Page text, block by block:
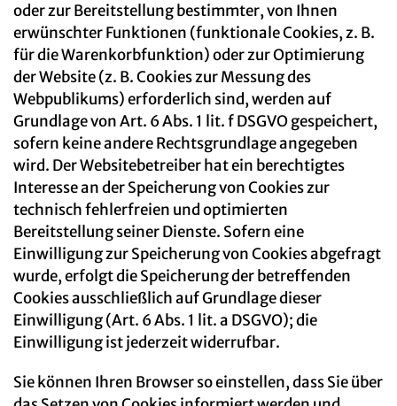
oder zur Bereitstellung bestimmter, von Ihnen
erwünschter Funktionen (funktionale Cookies, z. B.
für die Warenkorbfunktion) oder zur Optimierung
der Website (z. B. Cookies zur Messung des
Webpublikums) erforderlich sind, werden auf
Grundlage von Art. 6 Abs. 1 lit. f DSGVO gespeichert,
sofern keine andere Rechtsgrundlage angegeben
wird. Der Websitebetreiber hat ein berechtigtes
Interesse an der Speicherung von Cookies zur
technisch fehlerfreien und optimierten
Bereitstellung seiner Dienste. Sofern eine
Einwilligung zur Speicherung von Cookies abgefragt
wurde, erfolgt die Speicherung der betreffenden
Cookies ausschließlich auf Grundlage dieser
Einwilligung (Art. 6 Abs. 1 lit. a DSGVO); die
Einwilligung ist jederzeit widerrufbar.
Sie können Ihren Browser so einstellen, dass Sie über